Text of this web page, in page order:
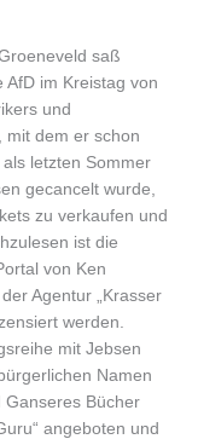
saß
im Kreistag von
und
mit dem er schon
letzten Sommer
gecancelt wurde,
zu verkaufen und
ist die
von Ken
Agentur „Krasser
werden.
mit Jebsen
Namen
Ganseres Bücher
angeboten und